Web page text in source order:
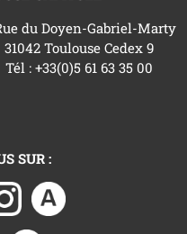
du Doyen-Gabriel-Marty
31042 Toulouse Cedex 9
Tél : +33(0)5 61 63 35 00
SUR :